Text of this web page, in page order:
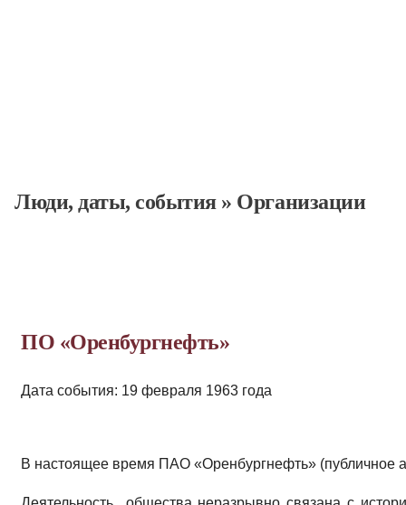
Люди, даты, cобытия» Организации
ПО «Оренбургнефть»
Дата события: 19 февраля 1963 года
В настоящее время ПАО «Оренбургнефть» (публичное